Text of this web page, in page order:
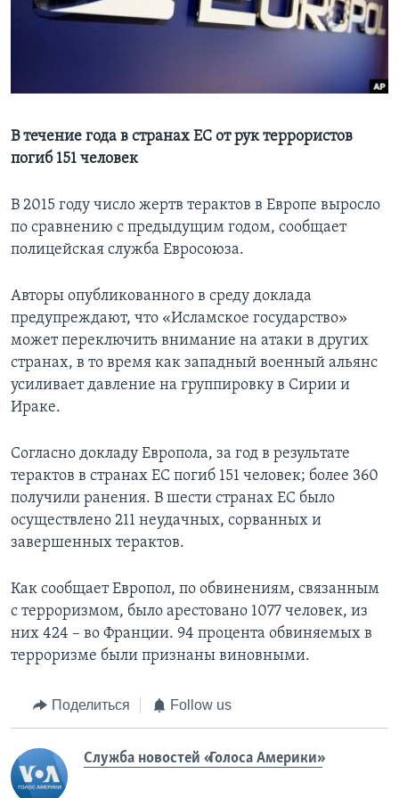
Языки
В течение года в странах ЕС от рук террористов
погиб 151 человек
В 2015 году число жертв терактов в Европе выросло
по сравнению с предыдущим годом, сообщает
полицейская служба Евросоюза.
Авторы опубликованного в среду доклада
предупреждают, что «Исламское государство»
может переключить внимание на атаки в других
странах, в то время как западный военный альянс
усиливает давление на группировку в Сирии и
Ираке.
Согласно докладу Европола, за год в результате
терактов в странах ЕС погиб 151 человек; более 360
получили ранения. В шести странах ЕС было
осуществлено 211 неудачных, сорванных и
завершенных терактов.
Как сообщает Европол, по обвинениям, связанным
с терроризмом, было арестовано 1077 человек, из
них 424 – во Франции. 94 процента обвиняемых в
терроризме были признаны виновными.
Поделиться Follow us
Служба новостей «Голоса Америки»